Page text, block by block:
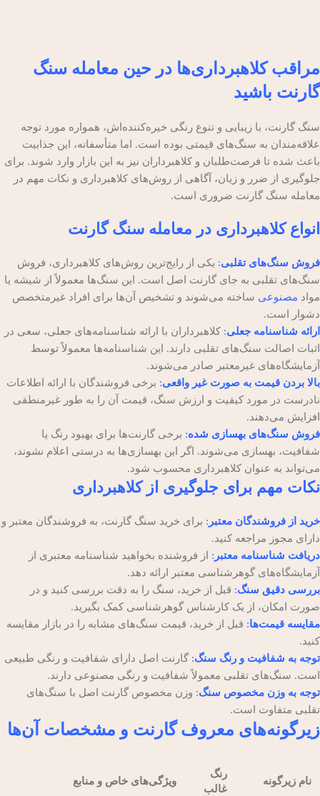
مراقب کلاهبرداری‌ها در حین معامله سنگ
گارنت باشید
سنگ گارنت، با زیبایی و تنوع رنگی خیره‌کننده‌اش، همواره مورد توجه
علاقه‌مندان به سنگ‌های قیمتی بوده است. اما متأسفانه، این جذابیت
باعث شده تا فرصت‌طلبان و کلاهبرداران نیز به این بازار وارد شوند. برای
جلوگیری از ضرر و زیان، آگاهی از روش‌های کلاهبرداری و نکات مهم در
معامله سنگ گارنت ضروری است.
انواع کلاهبرداری در معامله سنگ گارنت
فروش سنگ‌های تقلبی: یکی از رایج‌ترین روش‌های کلاهبرداری، فروش
سنگ‌های تقلبی به جای گارنت اصل است. این سنگ‌ها معمولاً از شیشه یا
مواد مصنوعی ساخته می‌شوند و تشخیص آن‌ها برای افراد غیرمتخصص
دشوار است.
ارائه شناسنامه جعلی: کلاهبرداران با ارائه شناسنامه‌های جعلی، سعی در
اثبات اصالت سنگ‌های تقلبی دارند. این شناسنامه‌ها معمولاً توسط
آزمایشگاه‌های غیرمعتبر صادر می‌شوند.
بالا بردن قیمت به صورت غیر واقعی: برخی فروشندگان با ارائه اطلاعات
نادرست در مورد کیفیت و ارزش سنگ، قیمت آن را به طور غیرمنطقی
افزایش می‌دهند.
فروش سنگ‌های بهسازی شده: برخی گارنت‌ها برای بهبود رنگ یا
شفافیت، بهسازی می‌شوند. اگر این بهسازی‌ها به درستی اعلام نشوند،
می‌تواند به عنوان کلاهبرداری محسوب شود.
نکات مهم برای جلوگیری از کلاهبرداری
خرید از فروشندگان معتبر : برای خرید سنگ گارنت، به فروشندگان معتبر و
دارای مجوز مراجعه کنید.
دریافت شناسنامه معتبر : از فروشنده بخواهید شناسنامه معتبری از
آزمایشگاه‌های گوهرشناسی معتبر ارائه دهد.
بررسی دقیق سنگ: قبل از خرید، سنگ را به دقت بررسی کنید و در
صورت امکان، از یک کارشناس گوهرشناسی کمک بگیرید.
مقایسه قیمت‌ها: قبل از خرید، قیمت سنگ‌های مشابه را در بازار مقایسه
کنید.
توجه به شفافیت و رنگ سنگ: گارنت اصل دارای شفافیت و رنگی طبیعی
است. سنگ‌های تقلبی معمولاً شفافیت و رنگی مصنوعی دارند.
توجه به وزن مخصوص سنگ: وزن مخصوص گارنت اصل با سنگ‌های
تقلبی متفاوت است.
زیرگونه‌های معروف گارنت و مشخصات آن‌ها
نام زیرگونه
رنگ
غالب
ویژگی‌های خاص و منابع